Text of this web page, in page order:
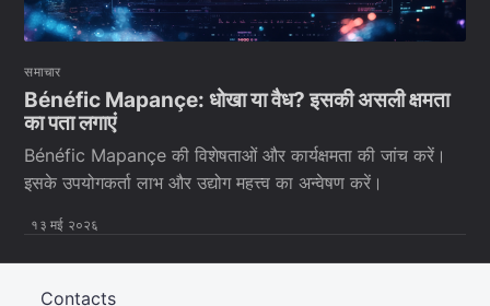
समाचार
Bénéfic Mapançe: धोखा या वैध? इसकी असली क्षमता
का पता लगाएं
Bénéfic Mapançe की विशेषताओं और कार्यक्षमता की जांच करें।
इसके उपयोगकर्ता लाभ और उद्योग महत्त्व का अन्वेषण करें।
१३ मई २०२६
Contacts